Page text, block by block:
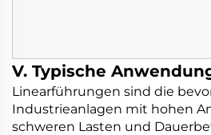
V. Typische
Linearführungen sind die
Industrieanlagen mit hohen
schweren Lasten und